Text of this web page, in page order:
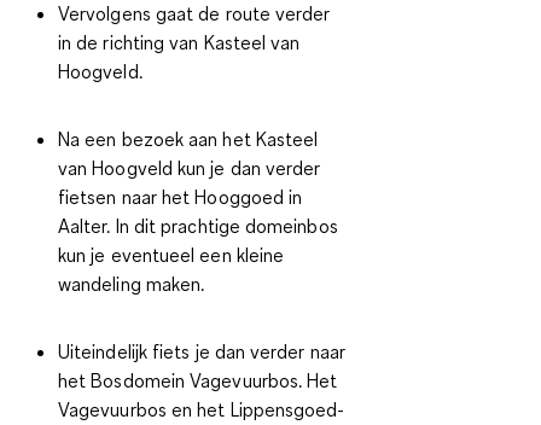
Vervolgens gaat de route verder
in de richting van Kasteel van
Hoogveld.
Na een bezoek aan het Kasteel
van Hoogveld kun je dan verder
fietsen naar het Hooggoed in
Aalter. In dit prachtige domeinbos
kun je eventueel een kleine
wandeling maken.
Uiteindelijk fiets je dan verder naar
het Bosdomein Vagevuurbos. Het
Vagevuurbos en het Lippensgoed-